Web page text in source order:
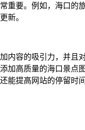
重要。例如，海口的
新。
内容的吸引力，并且
加高质量的海口景点
能提高网站的停留时间